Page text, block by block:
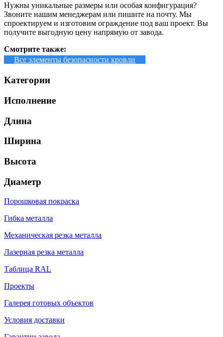
Нужны уникальные размеры или особая конфигурация?
Звоните нашим менеджерам или пишите на почту. Мы
спроектируем и изготовим ограждение под ваш проект. Вы
получите выгодную цену напрямую от завода.
Смотрите также:
Все элементы безопасности кровли
Категории
Исполнение
Длина
Ширина
Высота
Диаметр
Порошковая покраска
Гибка металла
Механическая резка металла
Лазерная резка металла
Таблица RAL
Проекты
Галерея готовых объектов
Условия доставки